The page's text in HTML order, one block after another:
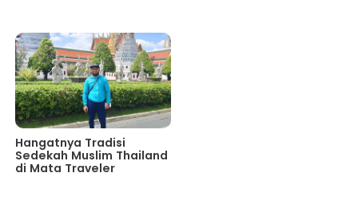
Hangatnya Tradisi
Sedekah Muslim Thailand
di Mata Traveler